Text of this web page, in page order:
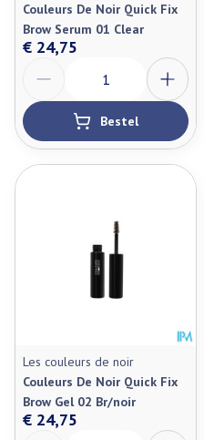
Couleurs De Noir Quick Fix
Brow Serum 01 Clear
€ 24,75
Bestel
Les couleurs de noir
Couleurs De Noir Quick Fix
Brow Gel 02 Br/noir
€ 24,75